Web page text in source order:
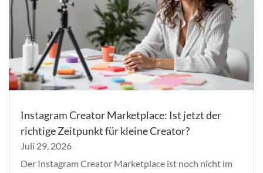
Instagram Creator Marketplace: Ist jetzt der
richtige Zeitpunkt für kleine Creator?
Juli 29, 2026
Der Instagram Creator Marketplace ist noch nicht im